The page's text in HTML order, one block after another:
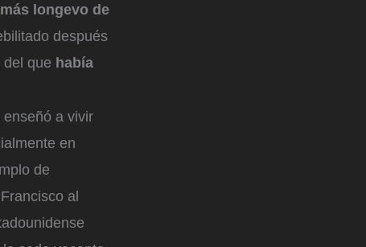
más longevo de
después
que había
enseñó a vivir
en
de
al